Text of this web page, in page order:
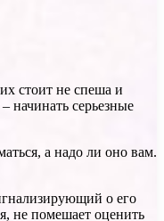
стоит не спеша и
начинать серьезные
а надо ли оно вам.
о его
не помешает оценить